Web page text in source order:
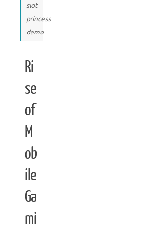
slot
princess
demo
Ri
se
of
M
ob
ile
Ga
mi